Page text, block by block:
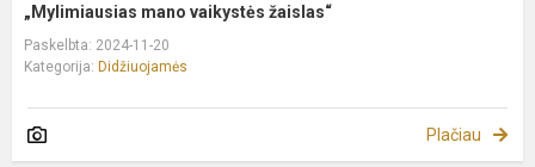
„Mylimiausias mano vaikystės žaislas“
Paskelbta: 2024-11-20
Kategorija: Didžiuojamės
Plačiau